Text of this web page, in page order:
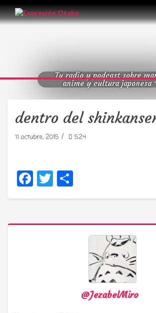
Tu radio y podcast sobre
anime y cultura japonesa
dentro del
11 octubre, 2015 / 524
Facebook
Twitter
@JezabelMiro